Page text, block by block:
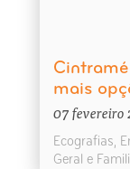
mais
07 fevereiro
Ecografias,
Geral e